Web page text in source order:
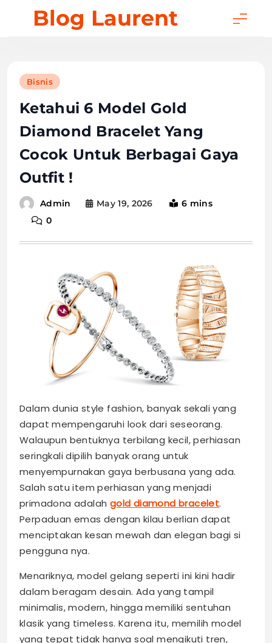
Blog Laurent
Bisnis
Ketahui 6 Model Gold
Diamond Bracelet Yang
Cocok Untuk Berbagai Gaya
Outfit !
Admin May 19, 2026
6 mins
0
Dalam dunia style fashion, banyak sekali yang
dapat mempengaruhi look dari seseorang.
Walaupun bentuknya terbilang kecil, perhiasan
seringkali dipilih banyak orang untuk
menyempurnakan gaya berbusana yang ada.
Salah satu item perhiasan yang menjadi
primadona adalah gold diamond bracelet.
Perpaduan emas dengan kilau berlian dapat
menciptakan kesan mewah dan elegan bagi si
pengguna nya.
Menariknya, model gelang seperti ini kini hadir
dalam beragam desain. Ada yang tampil
minimalis, modern, hingga memiliki sentuhan
klasik yang timeless. Karena itu, memilih model
yang tepat tidak hanya soal mengikuti tren,